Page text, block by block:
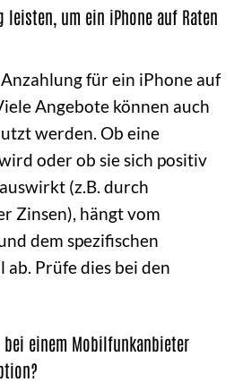
leisten, um ein iPhone auf Raten
für ein iPhone auf
Angebote können auch
werden. Ob eine
oder ob sie sich positiv
(z.B. durch
Zinsen), hängt vom
dem spezifischen
Prüfe dies bei den
einem Mobilfunkanbieter